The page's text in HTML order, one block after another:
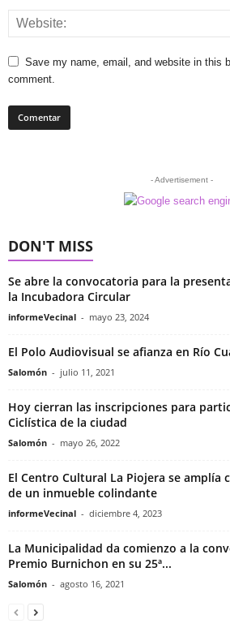
Save my name, email, and website in this
comment.
- Advertisement -
DON'T MISS
Se abre la convocatoria para la
la Incubadora Circular
informeVecinal - mayo 23, 2024
El Polo Audiovisual se afianza en Río
Salomón - julio 11, 2021
Hoy cierran las inscripciones para
Ciclística de la ciudad
Salomón - mayo 26, 2022
El Centro Cultural La Piojera se amplía
de un inmueble colindante
informeVecinal - diciembre 4, 2023
La Municipalidad da comienzo a la
Premio Burnichon en su 25ª...
Salomón - agosto 16, 2021